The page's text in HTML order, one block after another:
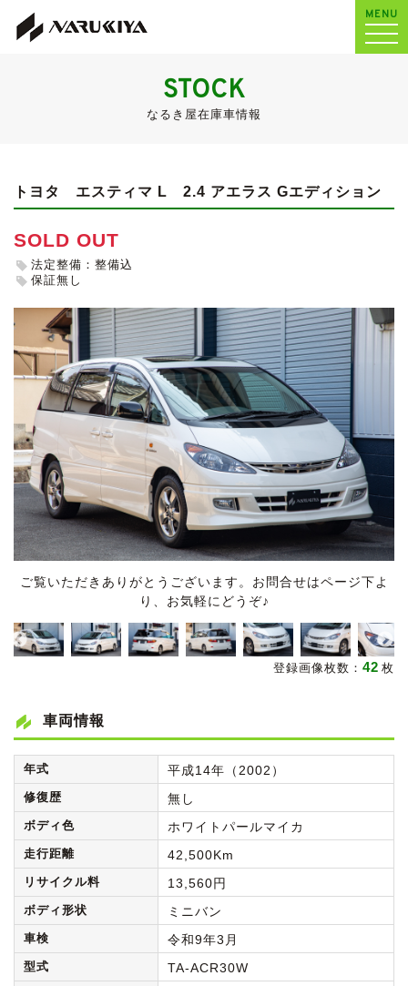
MENU
STOCK
なるき屋在庫車情報
トヨタ エスティマ L 2.4 アエラス Gエディション
SOLD OUT
法定整備：整備込
保証無し
ご覧いただきありがとうございます。お問合せはページ下よ
り、お気軽にどうぞ♪
登録画像枚数： 42 枚
車両情報
年式 平成14年（2002）
修復歴 無し
ボディ色 ホワイトパールマイカ
走行距離 42,500Km
リサイクル料 13,560円
ボディ形状 ミニバン
車検 令和9年3月
型式 TA-ACR30W